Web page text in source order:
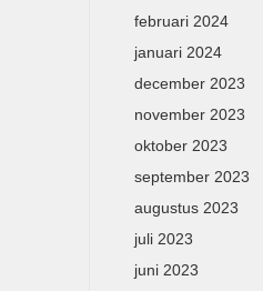
februari 2024
januari 2024
december 2023
november 2023
oktober 2023
september 2023
augustus 2023
juli 2023
juni 2023